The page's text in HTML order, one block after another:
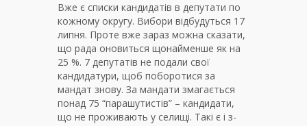
Вже є списки кандидатів в депутати по
кожному округу. Вибори відбудуться 17
липня. Проте вже зараз можна сказати,
що рада оновиться щонайменше як на
25 %. 7 депутатів не подали свої
кандидатури, щоб поборотися за
мандат знову. За мандати змагається
понад 75 “парашутистів” – кандидати,
що не проживають у селищі. Такі є і з-